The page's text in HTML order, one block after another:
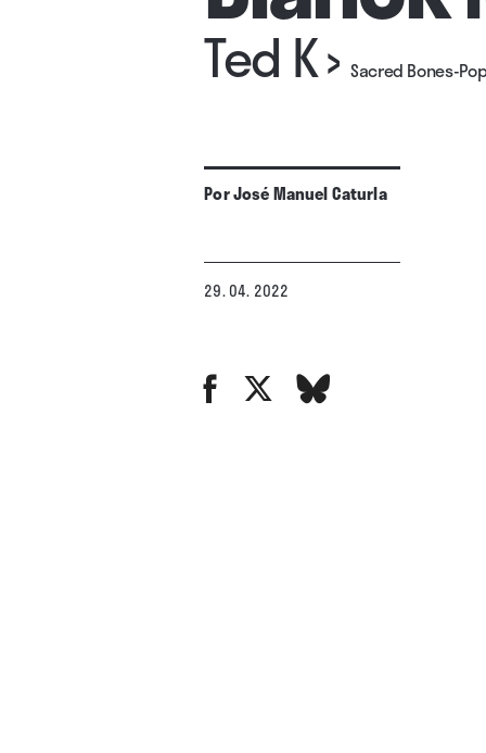
Ted K› Sacred Bones-
PorJosé Manuel Caturla
29. 04. 2022